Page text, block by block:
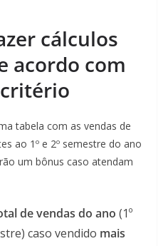
cálculos
acordo com
tabela com as vendas de
ao 1º e 2º semestre do ano
um bônus caso atendam
de vendas do ano (1º
caso vendido mais